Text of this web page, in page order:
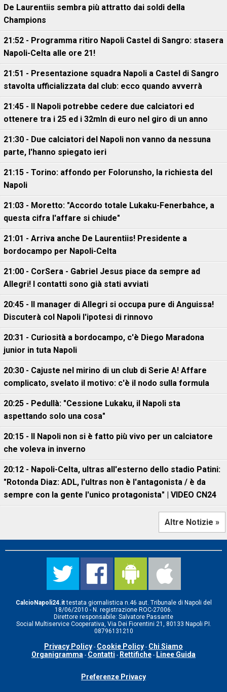
De Laurentiis sembra più attratto dai soldi della
Champions
21:52 - Programma ritiro Napoli Castel di Sangro: stasera
Napoli-Celta alle ore 21!
21:51 - Presentazione squadra Napoli a Castel di Sangro
stavolta ufficializzata dal club: ecco quando avverrà
21:45 - Il Napoli potrebbe cedere due calciatori ed
ottenere tra i 25 ed i 32mln di euro nel giro di un anno
21:30 - Due calciatori del Napoli non vanno da nessuna
parte, l'hanno spiegato ieri
21:15 - Torino: affondo per Folorunsho, la richiesta del
Napoli
21:03 - Moretto: "Accordo totale Lukaku-Fenerbahce, a
questa cifra l'affare si chiude"
21:01 - Arriva anche De Laurentiis! Presidente a
bordocampo per Napoli-Celta
21:00 - CorSera - Gabriel Jesus piace da sempre ad
Allegri! I contatti sono già stati avviati
20:45 - Il manager di Allegri si occupa pure di Anguissa!
Discuterà col Napoli l'ipotesi di rinnovo
20:31 - Curiosità a bordocampo, c'è Diego Maradona
junior in tuta Napoli
20:30 - Cajuste nel mirino di un club di Serie A! Affare
complicato, svelato il motivo: c'è il nodo sulla formula
20:25 - Pedullà: "Cessione Lukaku, il Napoli sta
aspettando solo una cosa"
20:15 - Il Napoli non si è fatto più vivo per un calciatore
che voleva in inverno
20:12 - Napoli-Celta, ultras all'esterno dello stadio Patini:
"Rotonda Diaz: ADL, l'ultras non è l'antagonista / è da
sempre con la gente l'unico protagonista" | VIDEO CN24
Altre Notizie »
CalcioNapoli24.ittestata giornalistica n.46 aut. Tribunale di Napoli del
18/06/2010 - N. registrazione ROC-27006.
Direttore responsabile: Salvatore Passante
Social Multiservice Cooperativa, Via Dei Fiorentini 21, 80133 Napoli P.I.
08796131210
Privacy Policy - Cookie Policy - Chi Siamo
Organigramma - Contatti - Rettifiche - Linee Guida
Preferenze Privacy